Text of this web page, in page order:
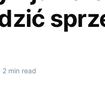
2 min read